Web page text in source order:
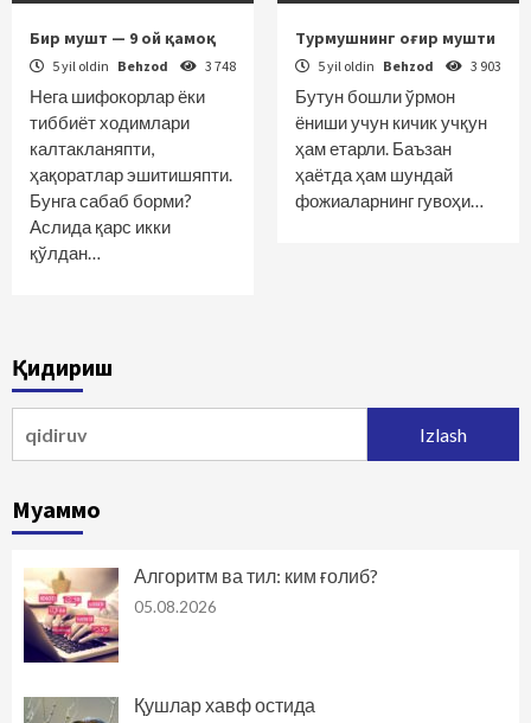
Бир мушт — 9 ой қамоқ
5 yil oldin Behzod 3 748
Нега шифокорлар ёки
тиббиёт ходимлари
калтакланяпти,
ҳақоратлар эшитишяпти.
Бунга сабаб борми?
Аслида қарс икки
қўлдан…
Турмушнинг оғир мушти
5 yil oldin Behzod 3 903
Бутун бошли ўрмон
ёниши учун кичик учқун
ҳам етарли. Баъзан
ҳаётда ҳам шундай
фожиаларнинг гувоҳи…
Қидириш
Муаммо
Алгоритм ва тил: ким ғолиб?
05.08.2026
Қушлар хавф остида